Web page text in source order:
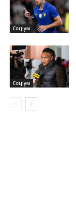
Соціум
Соціум